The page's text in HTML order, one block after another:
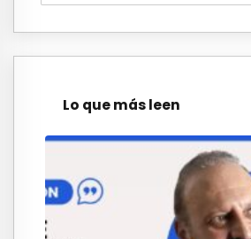
Lo que más leen